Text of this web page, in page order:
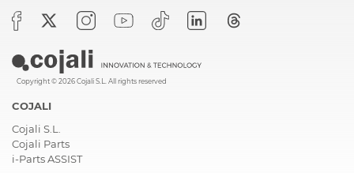
Copyright © 2026 Cojali S.L. All rights reserved
COJALI
Cojali S.L.
Cojali Parts
i-Parts ASSIST